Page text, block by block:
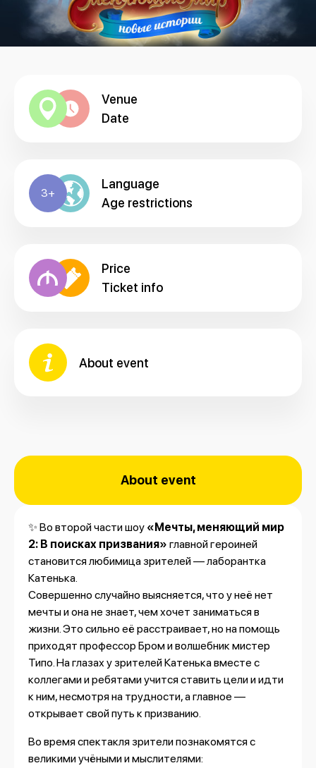
Venue
Date
3+
Language
Age restrictions
Price
Ticket info
About event
About event
✨ Во второй части шоу «Мечты, меняющий мир
2: В поисках призвания» главной героиней
становится любимица зрителей — лаборантка
Катенька.
Совершенно случайно выясняется, что у неё нет
мечты и она не знает, чем хочет заниматься в
жизни. Это сильно её расстраивает, но на помощь
приходят профессор Бром и волшебник мистер
Типо. На глазах у зрителей Катенька вместе с
коллегами и ребятами учится ставить цели и идти
к ним, несмотря на трудности, а главное —
открывает свой путь к призванию.
Во время спектакля зрители познакомятся с
великими учёными и мыслителями: